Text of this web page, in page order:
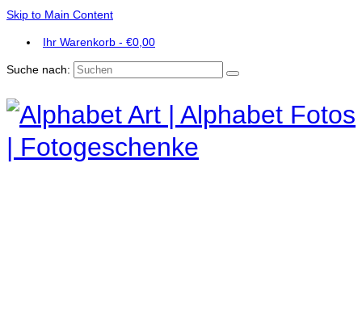
Skip to Main Content
Ihr Warenkorb - €0,00
Suche nach: